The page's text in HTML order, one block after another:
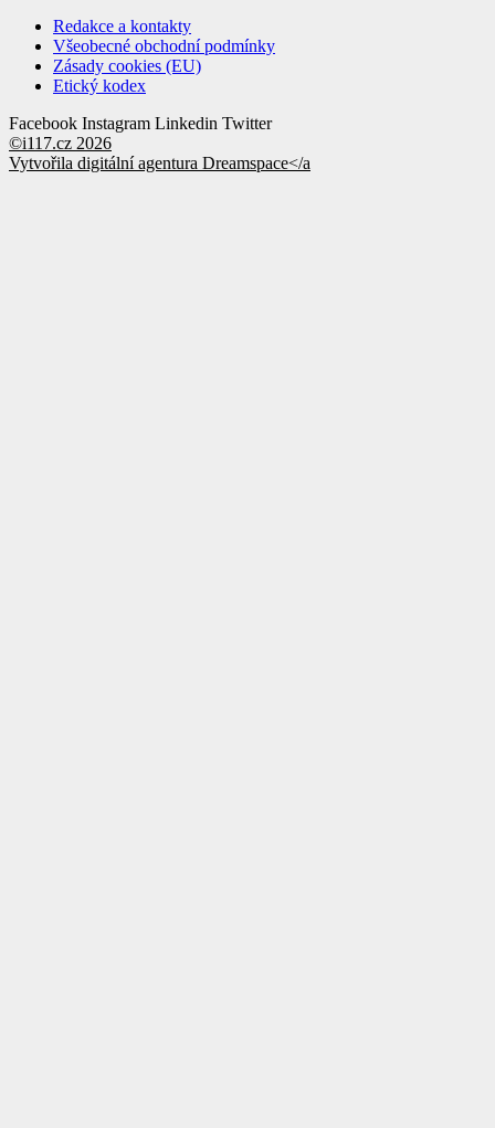
Redakce a kontakty
Všeobecné obchodní podmínky
Zásady cookies (EU)
Etický kodex
Facebook Instagram Linkedin Twitter
©i117.cz 2026
Vytvořila digitální agentura Dreamspace</a